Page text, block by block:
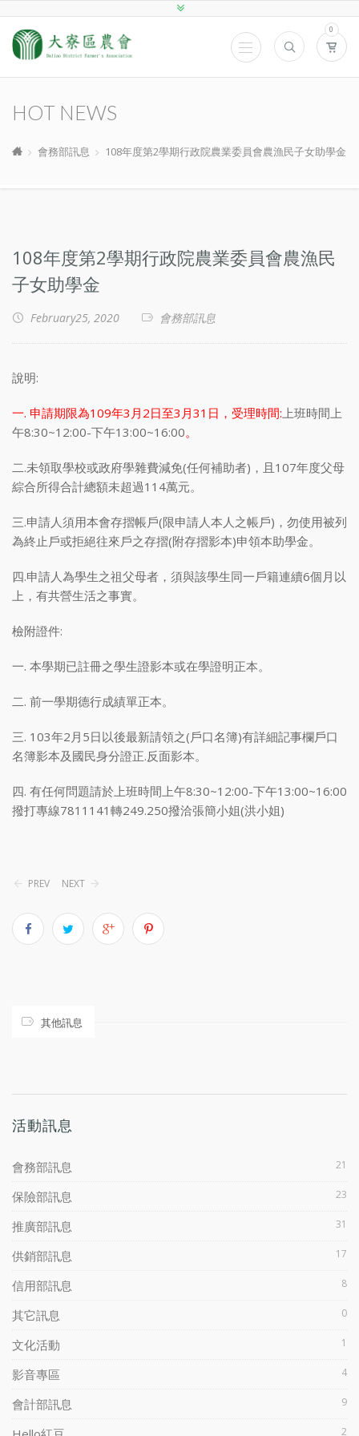
0
HOT NEWS
會務部訊息 108年度第2學期行政院農業委員會農漁民子女助學金
108年度第2學期行政院農業委員會農漁民
子女助學金
February25, 2020 會務部訊息
說明:
一. 申請期限為109年3月2日至3月31日，受理時間: 上班時間上
午8:30~12:00-下午13:00~16:00。
二.未領取學校或政府學雜費減免(任何補助者)，且107年度父母
綜合所得合計總額未超過114萬元。
三.申請人須用本會存摺帳戶(限申請人本人之帳戶)，勿使用被列
為終止戶或拒絕往來戶之存摺(附存摺影本)申領本助學金。
四.申請人為學生之祖父母者，須與該學生同一戶籍連續6個月以
上，有共營生活之事實。
檢附證件:
一. 本學期已註冊之學生證影本或在學證明正本。
二. 前一學期德行成績單正本。
三. 103年2月5日以後最新請領之(戶口名簿)有詳細記事欄戶口
名簿影本及國民身分證正.反面影本。
四. 有任何問題請於上班時間上午8:30~12:00-下午13:00~16:00
撥打專線7811141轉249.250撥洽張簡小姐(洪小姐)
PREV NEXT
其他訊息
活動訊息
會務部訊息 21
保險部訊息 23
推廣部訊息 31
供銷部訊息 17
信用部訊息 8
其它訊息 0
文化活動 1
影音專區 4
會計部訊息 9
2